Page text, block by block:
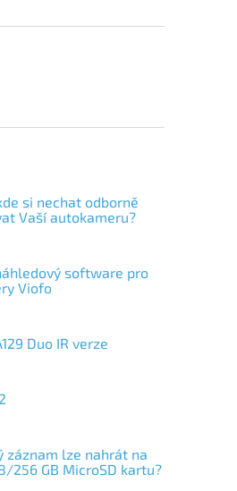
si nechat odborně
Vaší autokameru?
software pro
Viofo
Duo IR verze
záznam lze nahrát na
256 GB MicroSD kartu?